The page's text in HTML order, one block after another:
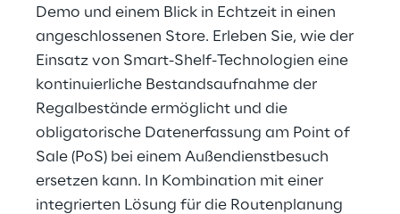
Demo und einem Blick in Echtzeit in einen
angeschlossenen Store. Erleben Sie, wie der
Einsatz von Smart-Shelf-Technologien eine
kontinuierliche Bestandsaufnahme der
Regalbestände ermöglicht und die
obligatorische Datenerfassung am Point of
Sale (PoS) bei einem Außendienstbesuch
ersetzen kann. In Kombination mit einer
integrierten Lösung für die Routenplanung